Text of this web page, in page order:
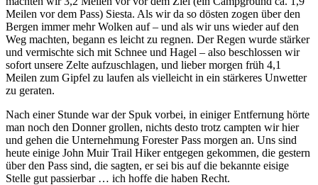
Meilen vor dem Pass) Siesta. Als wir da so dösten zogen über den
Bergen immer mehr Wolken auf – und als wir uns wieder auf den
Weg machten, begann es leicht zu regnen. Der Regen wurde stärker
und vermischte sich mit Schnee und Hagel – also beschlossen wir
sofort unsere Zelte aufzuschlagen, und lieber morgen früh 4,1
Meilen zum Gipfel zu laufen als vielleicht in ein stärkeres Unwetter
zu geraten.
Nach einer Stunde war der Spuk vorbei, in einiger Entfernung hörte
man noch den Donner grollen, nichts desto trotz campten wir hier
und gehen die Unternehmung Forester Pass morgen an. Uns sind
heute einige John Muir Trail Hiker entgegen gekommen, die gestern
über den Pass sind, die sagten, er sei bis auf die bekannte eisige
Stelle gut passierbar … ich hoffe die haben Recht.